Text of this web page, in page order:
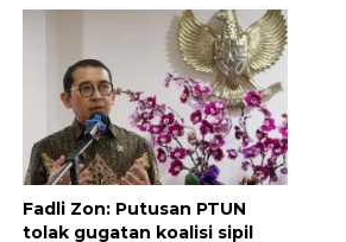
Fadli Zon: Putusan PTUN
tolak gugatan koalisi sipil